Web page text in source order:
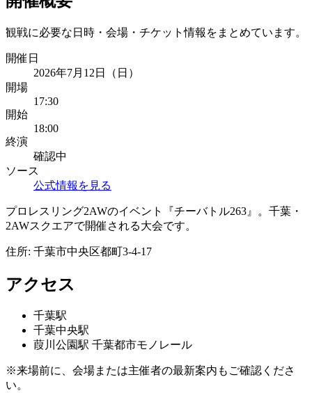
観戦に必要な日時・会場・チケット情報をまとめています。
開催日
2026年7月12日（日）
開場
17:30
開始
18:00
終演
確認中
ソース
公式情報を見る
プロレスリング2AWのイベント『チーバトル263』。千葉・
2AWスクエアで開催される大会です。
住所: 千葉市中央区都町3-4-17
アクセス
千葉駅
千葉中央駅
葭川公園駅 千葉都市モノレール
※来場前に、会場または主催者の最新案内もご確認くださ
い。